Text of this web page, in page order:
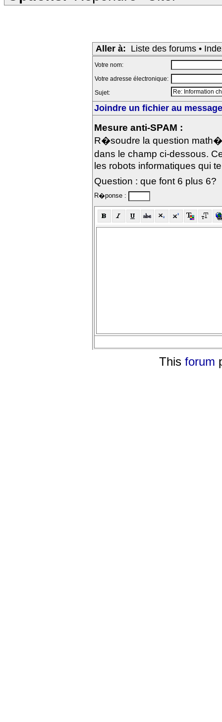
Aller à: Liste des forums •
Votre nom:
Votre adresse électronique:
Sujet:
Joindre un fichier au
Mesure anti-SPAM :
R�soudre la question
dans le champ ci-dessous.
les robots informatiques qui
Question : que font 6 plus 6?
R�ponse :
This forum